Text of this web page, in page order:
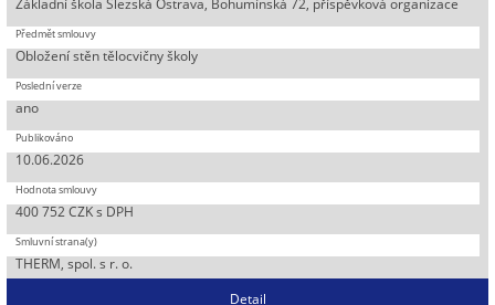
Obložení stěn tělocvičny školy
ano
10.06.2026
400 752 CZK s DPH
THERM, spol. s r. o.
Detail